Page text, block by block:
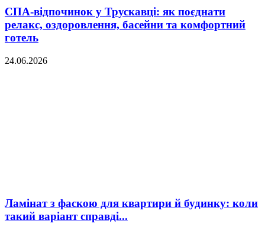
СПА-відпочинок у Трускавці: як поєднати
релакс, оздоровлення, басейни та комфортний
готель
24.06.2026
Ламінат з фаскою для квартири й будинку: коли
такий варіант справді...